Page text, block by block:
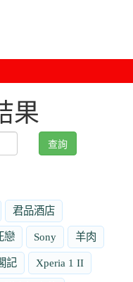
果
查詢
君品酒店
戀 Sony 羊肉
記 Xperia 1 II